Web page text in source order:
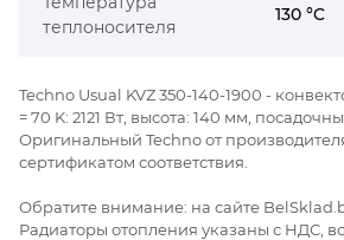
теплоносителя
130 °C
Techno Usual KVZ 350-140-1900 -
= 70 K: 2121 Вт, высота: 140 мм,
Оригинальный Techno от
сертификатом соответствия.
Обратите внимание: на сайте
Радиаторы отопления указаны с НДС,